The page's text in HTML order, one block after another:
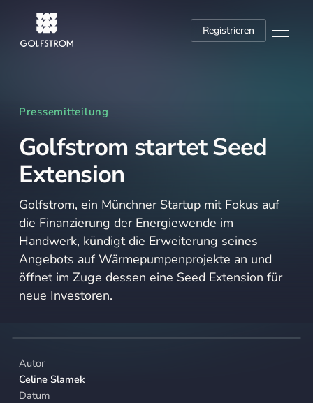
Registrieren
Pressemitteilung
Golfstrom startet Seed
Extension
Golfstrom, ein Münchner Startup mit Fokus auf
die Finanzierung der Energiewende im
Handwerk, kündigt die Erweiterung seines
Angebots auf Wärmepumpenprojekte an und
öffnet im Zuge dessen eine Seed Extension für
neue Investoren.
Autor
Celine Slamek
Datum